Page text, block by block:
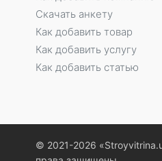
Скачать анкету
Как добавить товар
Как добавить услугу
Как добавить статью
© 2021-2026